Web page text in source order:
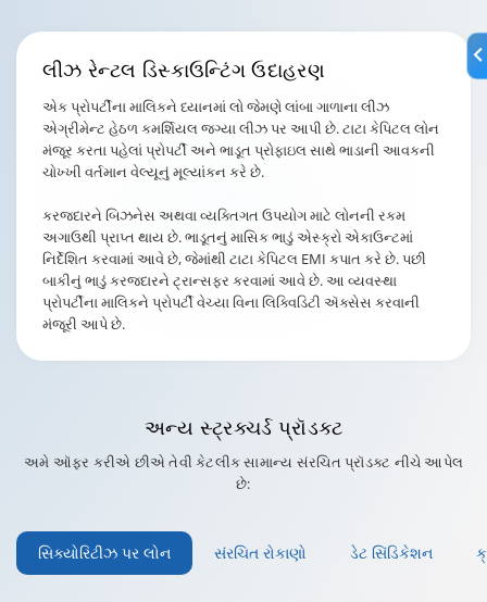
લીઝ રેન્ટલ ડિસ્કાઉન્ટિંગ ઉદાહરણ
એક પ્રોપર્ટીના માલિકને ધ્યાનમાં લો જેમણે લાંબા ગાળાના લીઝ
એગ્રીમેન્ટ હેઠળ કમર્શિયલ જગ્યા લીઝ પર આપી છે. ટાટા કેપિટલ લોન
મંજૂર કરતા પહેલાં પ્રોપર્ટી અને ભાડૂત પ્રોફાઇલ સાથે ભાડાની આવકની
ચોખ્ખી વર્તમાન વેલ્યૂનું મૂલ્યાંકન કરે છે.
કરજદારને બિઝનેસ અથવા વ્યક્તિગત ઉપયોગ માટે લોનની રકમ
અગાઉથી પ્રાપ્ત થાય છે. ભાડૂતનું માસિક ભાડું એસ્ક્રો એકાઉન્ટમાં
નિર્દેશિત કરવામાં આવે છે, જેમાંથી ટાટા કેપિટલ EMI કપાત કરે છે. પછી
બાકીનું ભાડું કરજદારને ટ્રાન્સફર કરવામાં આવે છે. આ વ્યવસ્થા
પ્રોપર્ટીના માલિકને પ્રોપર્ટી વેચ્યા વિના લિક્વિડિટી ઍક્સેસ કરવાની
મંજૂરી આપે છે.
અન્ય સ્ટ્રક્ચર્ડ પ્રૉડક્ટ
અમે ઑફર કરીએ છીએ તેવી કેટલીક સામાન્ય સંરચિત પ્રૉડક્ટ નીચે આપેલ
છે:
સિક્યોરિટીઝ પર લોન સંરચિત રોકાણો ડેટ સિંડિકેશન